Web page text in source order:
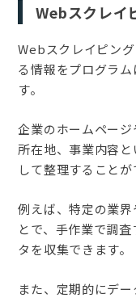
Webスクレイ
Webスクレイピン
る情報をプログラ
す。
企業のホームページ
所在地、事業内容
して整理することが
例えば、特定の業
とで、手作業で調
タを収集できます。
また、定期的にデ